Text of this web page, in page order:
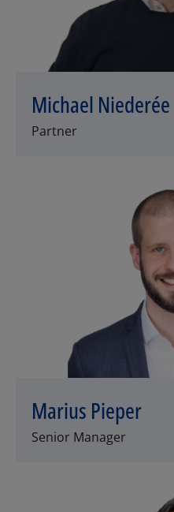
Michael Niederée
Partner
Marius Pieper
Senior Manager